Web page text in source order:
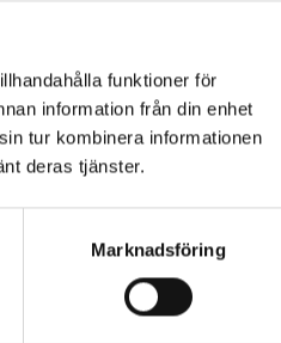
funktioner för
information från din enhet
tur kombinera informationen
deras tjänster.
Marknadsföring